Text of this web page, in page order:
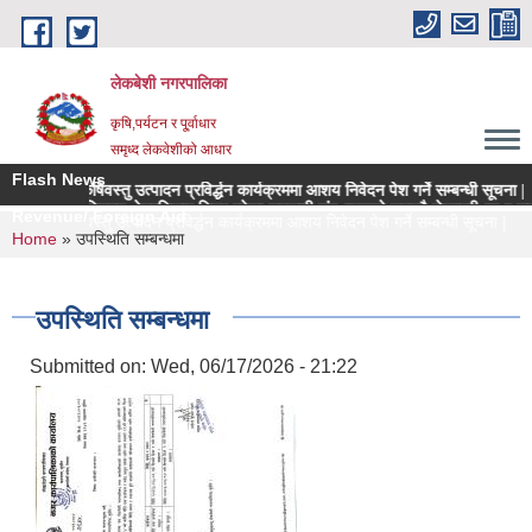
Skip to main content
लेकबेशी नगरपालिका
कृषि,पर्यटन र पू्र्वाधार
समृध्द लेकवेशीको आधार
Flash News
मूल्य कृषिवस्तु उत्पादन प्रविर्द्धन कार्यक्रममा आशय निवेदन पेश गर्ने सम्बन्धी सूचना |
नियमन क्षेत्रधिकार भित्र रहेका सहकारी संस्थाहरुको समयमै लेखापरीक्षण र
You are here
Home » उपस्थिति सम्बन्धमा
उपस्थिति सम्बन्धमा
Submitted on: Wed, 06/17/2026 - 21:22